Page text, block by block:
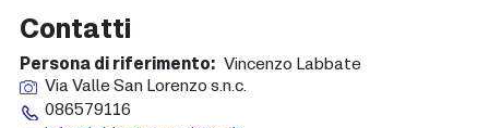
Contatti
Persona di riferimento
Vincenzo Labbate
Via Valle San Lorenzo s.n.c.
086579116